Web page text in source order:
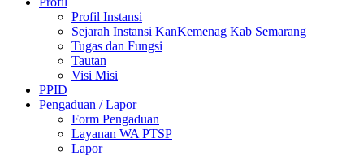
Profil Instansi
Sejarah Instansi KanKemenag Kab Semarang
Tugas dan Fungsi
Tautan
Visi Misi
PPID
Pengaduan / Lapor
Form Pengaduan
Layanan WA PTSP
Lapor